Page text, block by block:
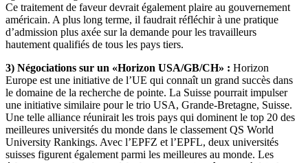
Ce traitement de faveur devrait également plaire au gouvernement
américain. A plus long terme, il faudrait réfléchir à une pratique
d’admission plus axée sur la demande pour les travailleurs
hautement qualifiés de tous les pays tiers.
3) Négociations sur un «Horizon USA/GB/CH» : Horizon
Europe est une initiative de l’UE qui connaît un grand succès dans
le domaine de la recherche de pointe. La Suisse pourrait impulser
une initiative similaire pour le trio USA, Grande-Bretagne, Suisse.
Une telle alliance réunirait les trois pays qui dominent le top 20 des
meilleures universités du monde dans le classement QS World
University Rankings. Avec l’EPFZ et l’EPFL, deux universités
suisses figurent également parmi les meilleures au monde. Les